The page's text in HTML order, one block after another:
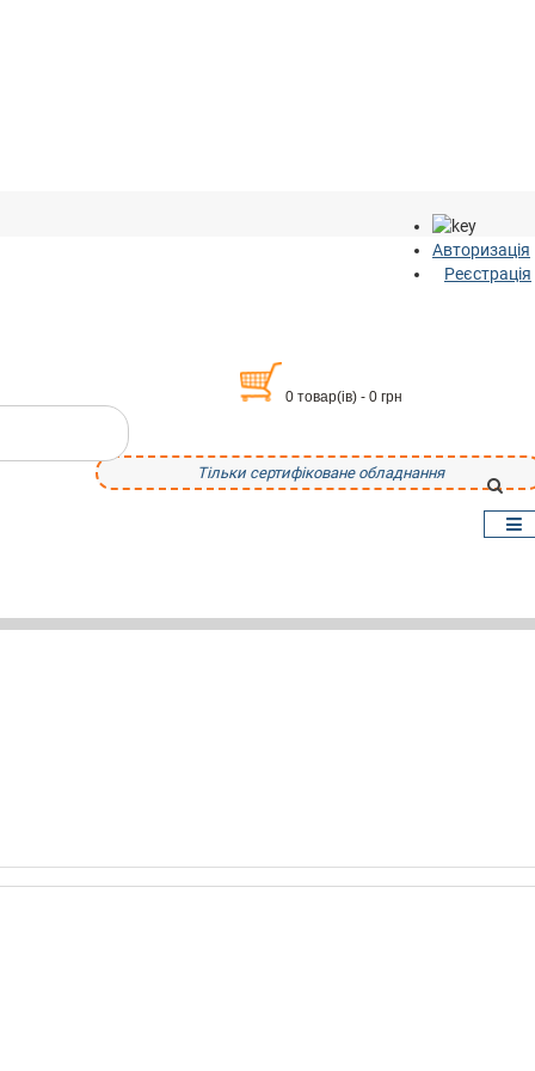
Авторизація
Реєстрація
0 товар(ів) - 0 грн
Тільки сертифіковане обладнання